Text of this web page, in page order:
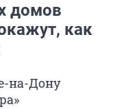
домов
как
на-Дону